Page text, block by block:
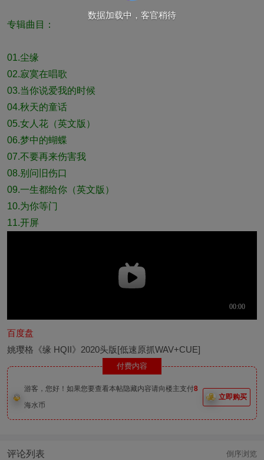
数据加载中，客官稍待
专辑曲目：
01.尘缘
02.寂寞在唱歌
03.当你说爱我的时候
04.秋天的童话
05.女人花（英文版）
06.梦中的蝴蝶
07.不要再来伤害我
08.别问旧伤口
09.一生都给你（英文版）
10.为你等门
11.开屏
百度盘
姚璎格《缘 HQII》2020头版[低速原抓WAV+CUE]
付费内容
游客，您好！如果您要查看本帖隐藏内容请向楼主支付8
海水币
立即购买
评论列表 倒序浏览